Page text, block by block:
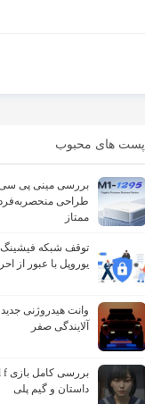
پست های محبوب
طراحی
ممتاز
توقف شبکه
یوروپل با عبور از
وانت هیدروژنی جدید
آلایندگی صفر
داستان و گیم پلی